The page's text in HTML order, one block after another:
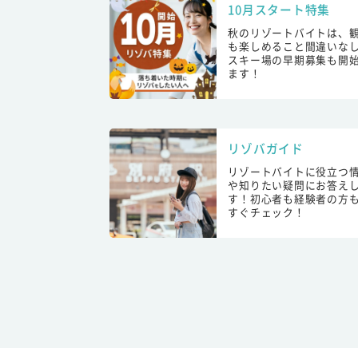
10月スタート特集
秋のリゾートバイトは、
も楽しめること間違いな
スキー場の早期募集も開
ます！
リゾバガイド
リゾートバイトに役立つ
や知りたい疑問にお答え
す！初心者も経験者の方
すぐチェック！